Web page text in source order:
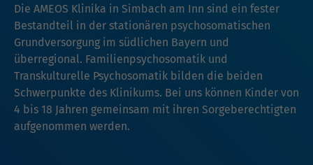
Die AMEOS Klinika in Simbach am Inn sind ein fester
Bestandteil in der stationären psychosomatischen
Grundversorgung im südlichen Bayern und
überregional. Familienpsychosomatik und
Transkulturelle Psychosomatik bilden die beiden
Schwerpunkte des Klinikums. Bei uns können Kinder von
4 bis 18 Jahren gemeinsam mit ihren Sorgeberechtigten
aufgenommen werden.